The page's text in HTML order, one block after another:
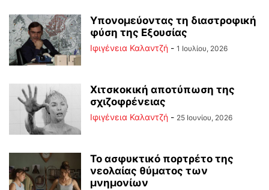
Υπονομεύοντας τη διαστροφική
φύση της Εξουσίας
Ιφιγένεια Καλαντζή - 1 Ιουλίου, 2026
Χιτσκοκική αποτύπωση της
σχιζοφρένειας
Ιφιγένεια Καλαντζή - 25 Ιουνίου, 2026
Το ασφυκτικό πορτρέτο της
νεολαίας θύματος των
μνημονίων